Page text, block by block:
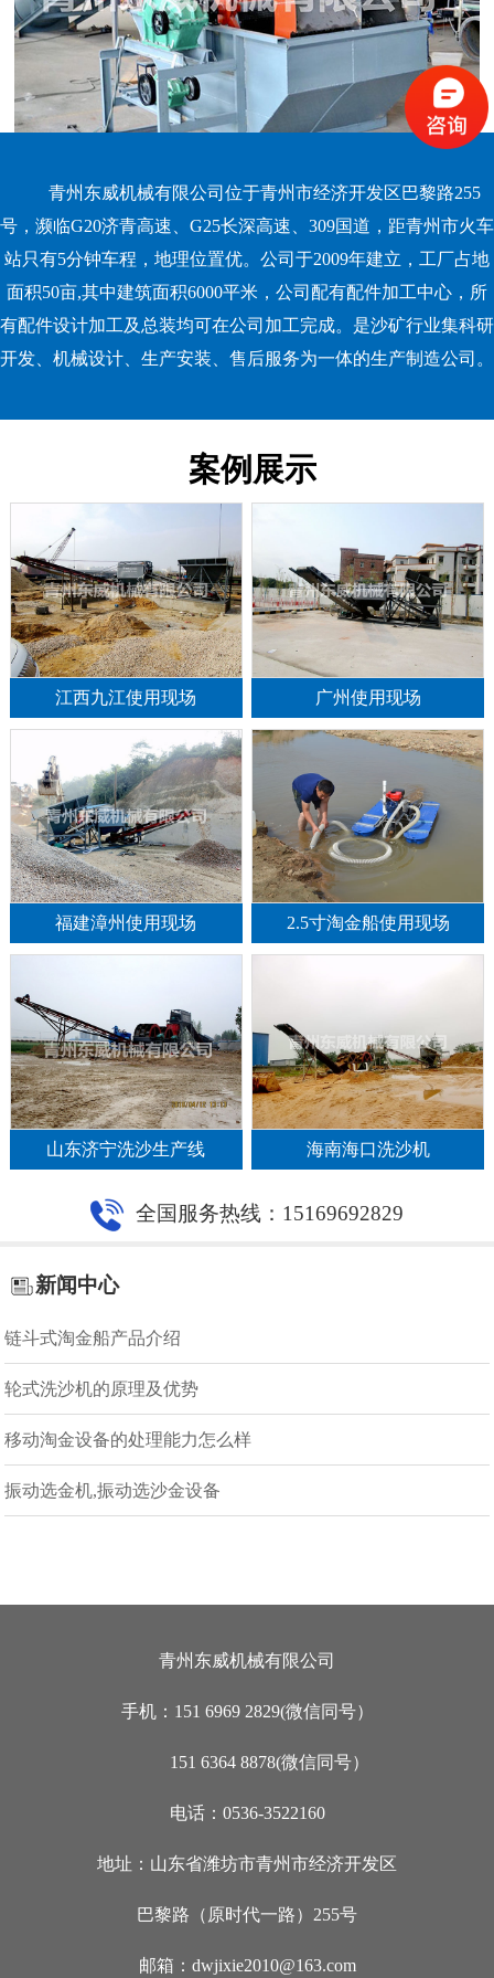
青州东威机械有限公司位于青州市经济开发区巴黎路255
号，濒临G20济青高速、G25长深高速、309国道，距青州市火车
站只有5分钟车程，地理位置优。公司于2009年建立，工厂占地
面积50亩,其中建筑面积6000平米，公司配有配件加工中心，所
有配件设计加工及总装均可在公司加工完成。是沙矿行业集科研
开发、机械设计、生产安装、售后服务为一体的生产制造公司。
案例展示
江西九江使用现场 广州使用现场
福建漳州使用现场 2.5寸淘金船使用现场
山东济宁洗沙生产线 海南海口洗沙机
全国服务热线：15169692829
新闻中心
链斗式淘金船产品介绍
轮式洗沙机的原理及优势
移动淘金设备的处理能力怎么样
振动选金机,振动选沙金设备
青州东威机械有限公司
手机：151 6969 2829(微信同号）
151 6364 8878(微信同号）
电话：0536-3522160
地址：山东省潍坊市青州市经济开发区
巴黎路（原时代一路）255号
邮箱：dwjixie2010@163.com